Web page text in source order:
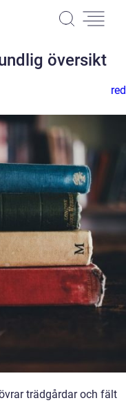
översikt
trädgårdar och fält